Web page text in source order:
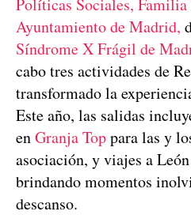
Ayuntamiento de Madrid,
Síndrome X Frágil de
cabo tres actividades de
transformado la
Este año, las salidas
enGranja Toppara las y
asociación, y viajes a
brindando momentos
descanso.